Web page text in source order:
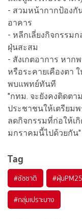
- สวมหน้ากากป้องกั
อาคาร
- หลีกเลี่ยงกิจกรรม
ฝุ่นสะสม
- สังเกตอาการ หาก
หรือระคายเคืองตา
พบแพทย์ทันที
"กทม. จะยังคงติดตา
ประชาชนให้เตรียม
ลดกิจกรรมที่ก่อให้เ
มกราคมนี้ไปด้วยกัน
Tag
#ชัชชาติ #ฝุ่นPM25
#กลุ่มเปราะบาง